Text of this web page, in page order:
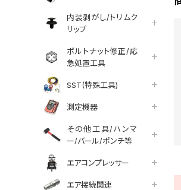
内装剥がし/トリムク
リップ
ボルトナット修正/応
急処置工具
SST(特殊工具)
測定機器
その他工具/ハンマ
ー/バール/ポンチ等
エアコンプレッサー
エア接続関連